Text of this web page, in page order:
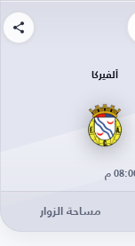
ألفيركا
مساحة الزوار